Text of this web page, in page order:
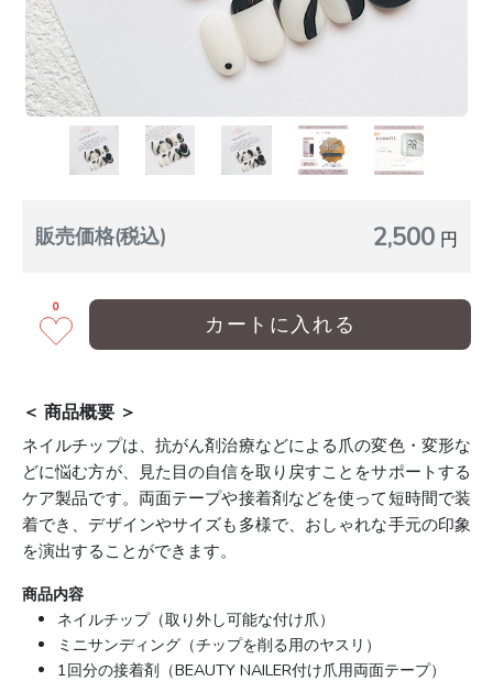
販売価格(税込) 2,500 円
0
カートに入れる
＜ 商品概要 ＞
ネイルチップは、抗がん剤治療などによる爪の変色・変形な
どに悩む方が、見た目の自信を取り戻すことをサポートする
ケア製品です。両面テープや接着剤などを使って短時間で装
着でき、デザインやサイズも多様で、おしゃれな手元の印象
を演出することができます。
商品内容
ネイルチップ（取り外し可能な付け爪）
ミニサンディング（チップを削る用のヤスリ）
1回分の接着剤（BEAUTY NAILER付け爪用両面テープ）